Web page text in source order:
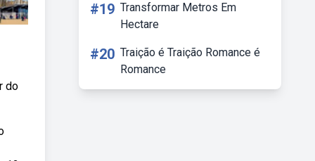
do
#19 Transformar Metros Em
Hectare
#20 Traição é Traição Romance é
Romance